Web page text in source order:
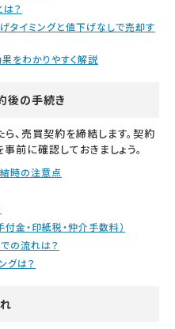
？
タイミングと値下げなしで売却す
をわかりやすく解説
後の手続き
、売買契約を締結します。契約
前に確認しておきましょう。
時の注意点
金・印紙税・仲介手数料）
の流れは？
グは？